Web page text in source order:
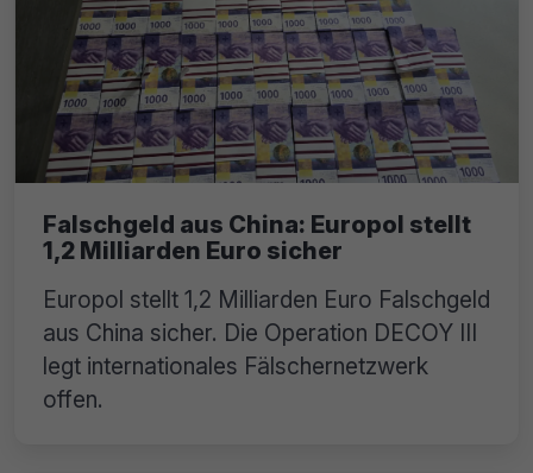
Falschgeld aus China: Europol stellt
1,2 Milliarden Euro sicher
Europol stellt 1,2 Milliarden Euro Falschgeld
aus China sicher. Die Operation DECOY III
legt internationales Fälschernetzwerk
offen.